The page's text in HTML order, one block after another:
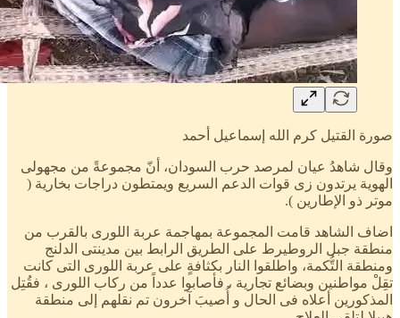
صورة القتيل كرم الله إسماعيل أحمد
وقال شاهدُ عيان لمرصد حرب السودان، أنّ مجموعةً من مجهولى
الهوية يرتدون زى قوات الدعم السريع ويمتطون دراجات بخارية (
موتر ذو الإطارين ).
اضاف الشاهد قامت المجموعة بمهاجمة عربة اللورى بالقرب من
منطقة جبل الروطيرط على الطريق الرابط بين مدينتى الدلنج
ومنطقة التُّكمة، واطلقوا النار بكثافةٍ على عربة اللورى التى كانت
تقِلْ مواطنين وبضائع تجارية ، فأصابوا عدداً من ركاب اللورى ، فقُتِل
المذكورين أعلاه فى الحال و أُصيبَ آخرون تم نقلهم إلى منطقة